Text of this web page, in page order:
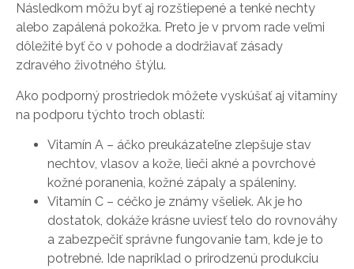
Následkom môžu byť aj rozštiepené a tenké nechty
alebo zapálená pokožka. Preto je v prvom rade veľmi
dôležité byť čo v pohode a dodržiavať zásady
zdravého životného štýlu.
Ako podporný prostriedok môžete vyskúšať aj vitamíny
na podporu týchto troch oblastí:
Vitamín A – áčko preukázateľne zlepšuje stav
nechtov, vlasov a kože, lieči akné a povrchové
kožné poranenia, kožné zápaly a spáleniny.
Vitamín C – céčko je známy všeliek. Ak je ho
dostatok, dokáže krásne uviesť telo do rovnováhy
a zabezpečiť správne fungovanie tam, kde je to
potrebné. Ide napríklad o prirodzenú produkciu